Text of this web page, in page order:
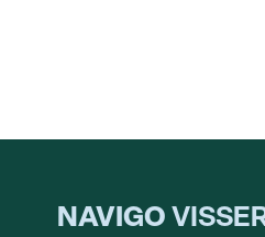
NAVIGO